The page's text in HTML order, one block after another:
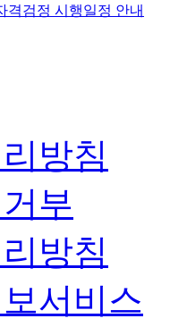
격검정 시행일정 안내
방침
부
방침
서비스